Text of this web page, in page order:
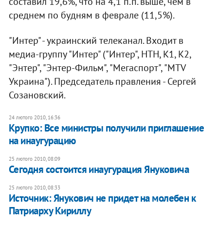
среднем по будням в феврале (11,5%).
"Интер" - украинский телеканал. Входит в
медиа-группу "Интер" ("Интер", НТН, К1, К2,
"Энтер", "Энтер-Фильм", "Мегаспорт", "MTV
Украина"). Председатель правления - Сергей
Созановский.
24 лютого 2010, 16:36
Крупко: Все министры получили приглашение
на инаугурацию
25 лютого 2010, 08:09
Сегодня состоится инаугурация Януковича
25 лютого 2010, 08:33
Источник: Янукович не придет на молебен к
Патриарху Кириллу